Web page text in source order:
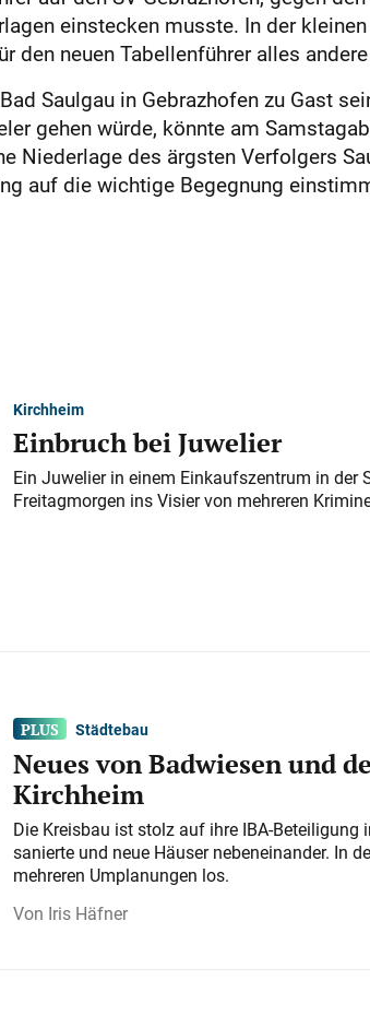
einstecken musste. In der
neuen Tabellenführer alles
Saulgau in Gebrazhofen zu Gast
gehen würde, könnte am
Niederlage des ärgsten Verfolgers
auf die wichtige Begegnung
Kirchheim
Einbruch bei Juwelier
Ein Juwelier in einem Einkaufszentrum in der
Freitagmorgen ins Visier von mehreren
Städtebau
Neues von Badwiesen und
Kirchheim
Die Kreisbau ist stolz auf ihre IBA-Beteiligung
sanierte und neue Häuser nebeneinander. In
mehreren Umplanungen los.
Iris Häfner